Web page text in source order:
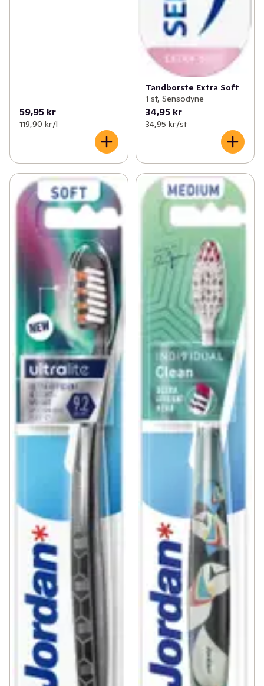
59,95 kr
119,90 kr /l
Tandborste Extra Soft
1 st, Sensodyne
34,95 kr
34,95 kr /st